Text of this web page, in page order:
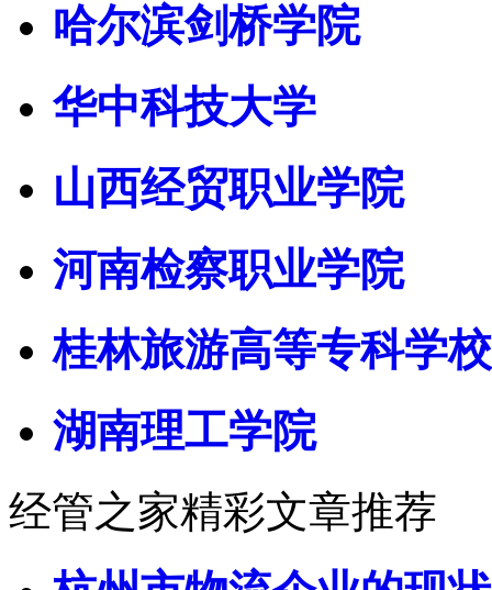
哈尔滨剑桥学院
华中科技大学
山西经贸职业学院
河南检察职业学院
桂林旅游高等专科学校
湖南理工学院
经管之家精彩文章推荐